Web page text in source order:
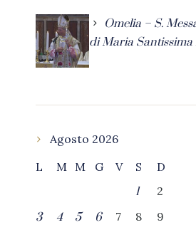
Omelia – S.
di Maria
Agosto 2026
L
M M G V S
D
1
2
3
4 5 6 7 8
9